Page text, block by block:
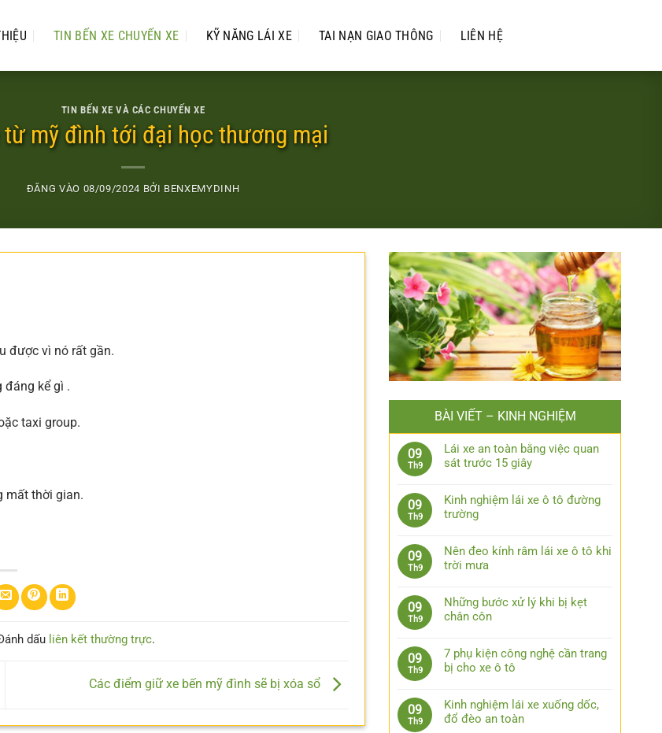
TIN BẾN XE CHUYẾN XE KỸ NĂNG LÁI XE TAI NẠN GIAO THÔNG LIÊN HỆ
TIN BẾN XE VÀ CÁC CHUYẾN XE
từ mỹ đình tới đại học thương mại
ĐĂNG VÀO 08/09/2024 BỞI BENXEMYDINH
được vì nó rất gần.
đáng kể gì .
taxi group.
mất thời gian.
dấu liên kết thường trực.
Các điểm giữ xe bến mỹ đình sẽ bị xóa sổ
BÀI VIẾT – KINH NGHIỆM
09
Th9
Lái xe an toàn bằng việc quan
sát trước 15 giây
có
bình
Lái
xe
toàn
bằng
việc
sát
trước
15
09
Th9
Kinh nghiệm lái xe ô tô đường
trường
có
bình
Kinh
nghiệm
ô
tô
trường
09
Th9
Nên đeo kính râm lái xe ô tô khi
trời mưa
có
bình
Nên
đeo
râm
lái
xe
09
Th9
Những bước xử lý khi bị kẹt
chân côn
có
bình
luận
Những
bước
09
Th9
7 phụ kiện công nghệ cần trang
bị cho xe ô tô
có
bình
09
Th9
Kinh nghiệm lái xe xuống dốc,
đổ đèo an toàn